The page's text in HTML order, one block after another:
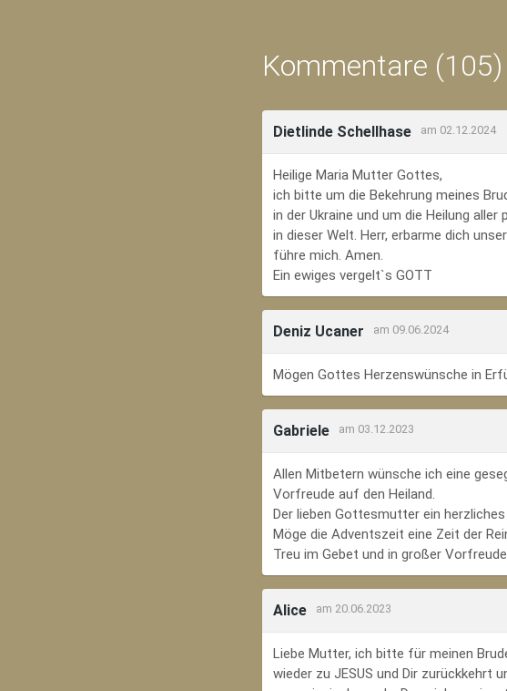
Kommentare (105)
Dietlinde Schellhase am 02.12.2024
Heilige Maria Mutter Gottes,
ich bitte um die Bekehrung meines
in der Ukraine und um die Heilung
in dieser Welt. Herr, erbarme dich
führe mich. Amen.
Ein ewiges vergelt`s GOTT
Deniz Ucaner am 09.06.2024
Mögen Gottes Herzenswünsche in
Gabriele am 03.12.2023
Allen Mitbetern wünsche ich eine
Vorfreude auf den Heiland.
Der lieben Gottesmutter ein
Möge die Adventszeit eine Zeit der
Treu im Gebet und in großer
Alice am 20.06.2023
Liebe Mutter, ich bitte für meinen
wieder zu JESUS und Dir zurückkehrt